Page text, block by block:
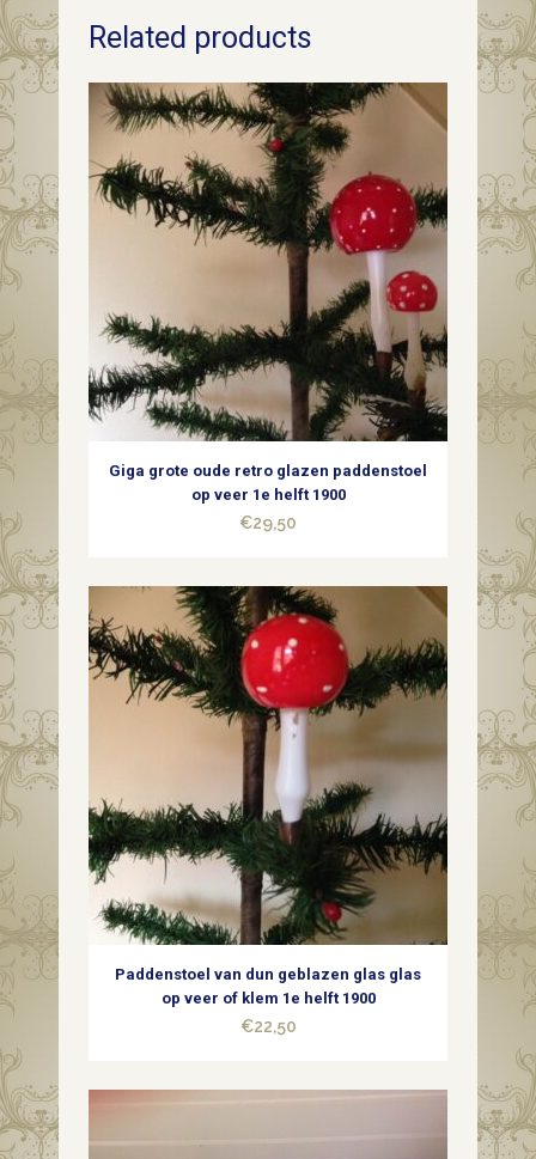
kerstbal
met
klokjes
en
hulst
jaren
1950
quantity
Related products
Giga grote oude retro glazen paddenstoel
op veer 1e helft 1900
€29,50
Paddenstoel van dun geblazen glas glas
op veer of klem 1e helft 1900
€22,50